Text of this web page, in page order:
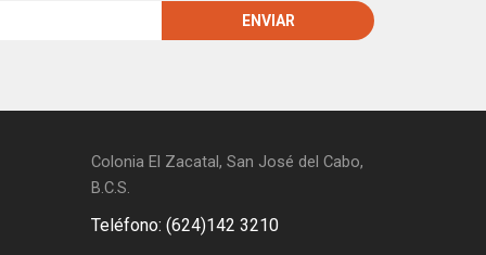
Colonia El Zacatal, San José del Cabo,
B.C.S.
Teléfono: (624)142 3210